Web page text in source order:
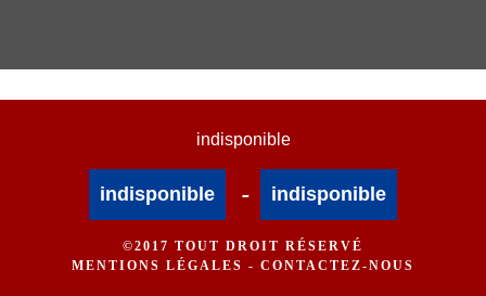
indisponible
indisponible - indisponible
©2017 TOUT DROIT RÉSERVÉ
MENTIONS LÉGALES - CONTACTEZ-NOUS